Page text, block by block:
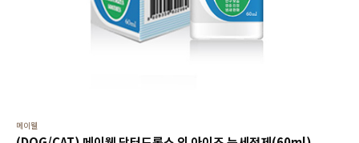
메이웰